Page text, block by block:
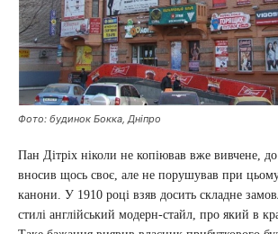
Фото: будинок Бокка, Дніпро
Пан Дітріх ніколи не копіював вже вивчене,
вносив щось своє, але не порушував при
канони. У 1910 році взяв досить складне
стилі англійський модерн-стайл, про який в